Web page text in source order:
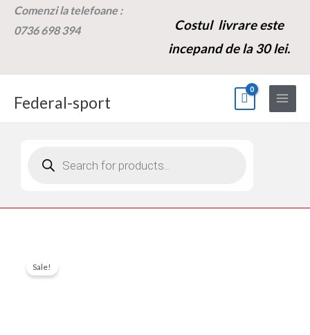
SkipComenzi la telefoane :
0736 698 394
Costul livrare este
incepand de la 30 lei.
Federal-sport
Sale!